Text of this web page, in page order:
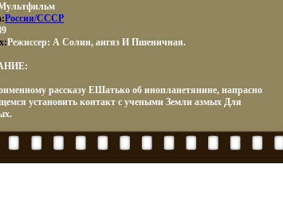
Россия/СССР
Режиссер: А Солин, аигяз И Пшеничная.
рассказу ЕШатько об инопланетянине, напрасно
установить контакт с учеными Земли азмых Для